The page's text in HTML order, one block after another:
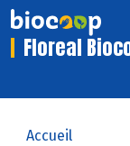
Floreal
Accueil